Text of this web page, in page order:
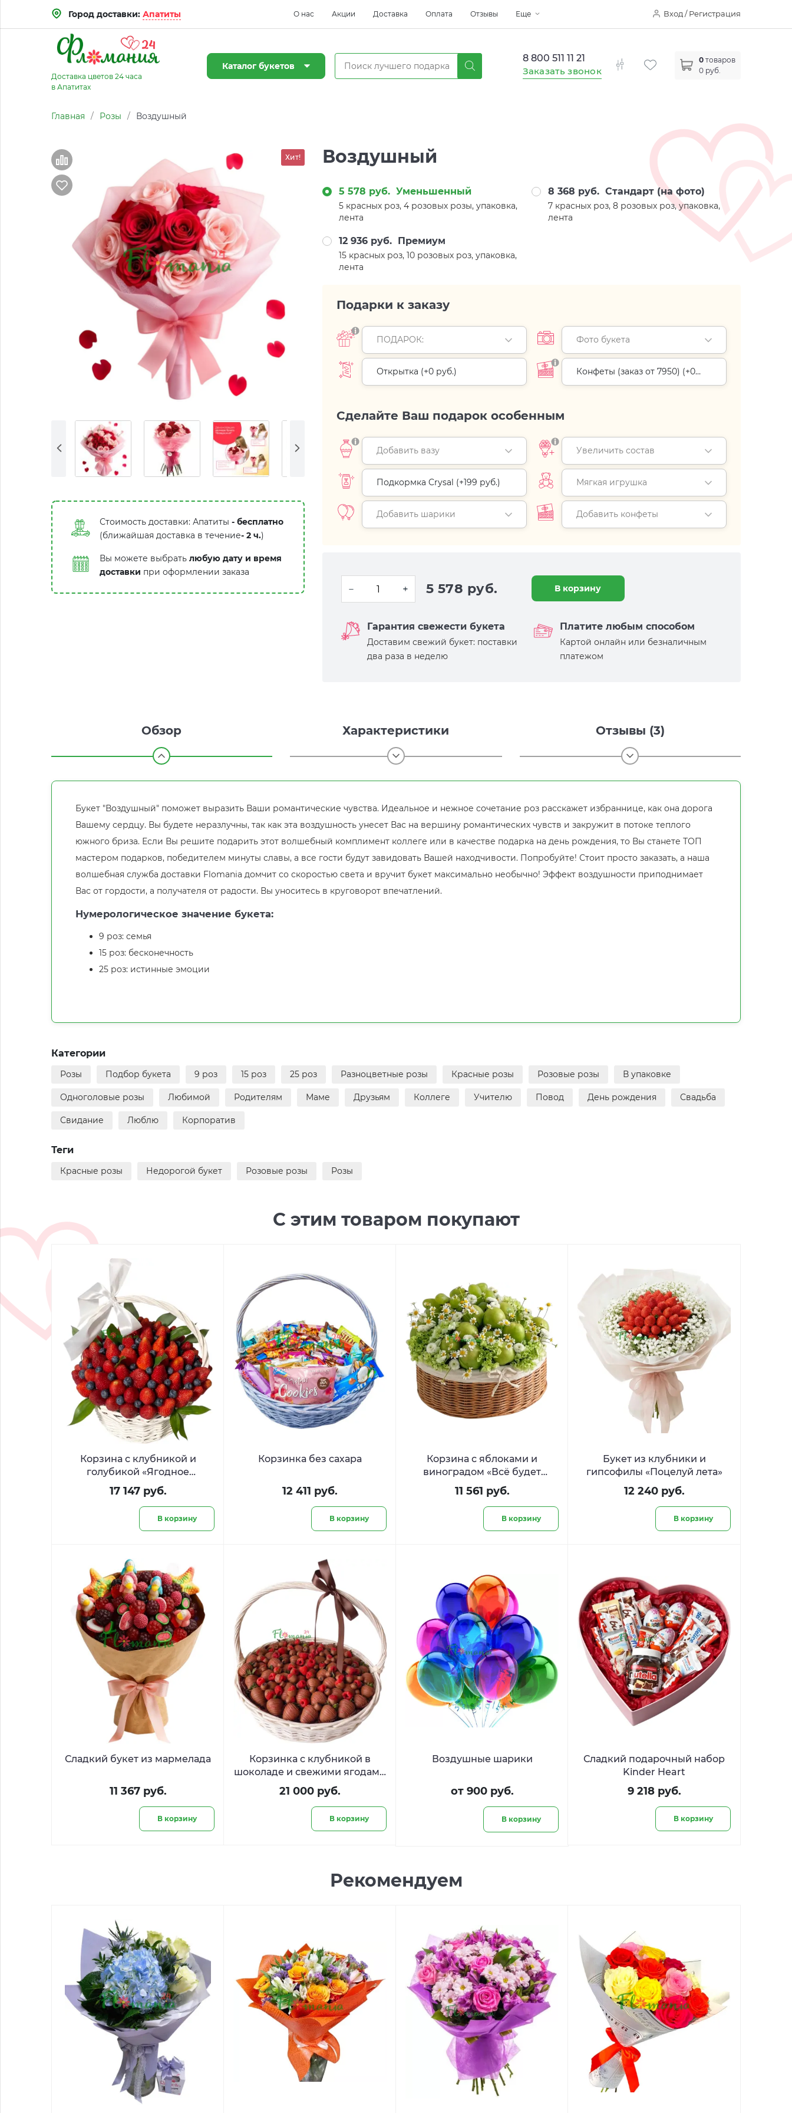
Вход / Регистрация
Город доставки: Апатиты О нас Акции Доставка Оплата Отзывы Еще
0 товаров
0 руб.
8 800 511 11 21
Заказать звонок
Доставка цветов 24 часа
в Апатитах
Каталог букетов
Главная / Розы / Воздушный
Хит!
Стоимость доставки: Апатиты - бесплатно
(ближайшая доставка в течение- 2 ч.)
Вы можете выбрать любую дату и время
доставки при оформлении заказа
Воздушный
5 578 руб. Уменьшенный
5 красных роз, 4 розовых розы, упаковка,
лента
8 368 руб. Стандарт (на фото)
7 красных роз, 8 розовых роз, упаковка,
лента
12 936 руб. Премиум
15 красных роз, 10 розовых роз, упаковка,
лента
Подарки к заказу
ПОДАРОК: Фото букета
Открытка (+0 руб.) Конфеты (заказ от 7950) (+0
руб.)
Сделайте Ваш подарок особенным
Добавить вазу Увеличить состав
Подкормка Crysal (+199 руб.) Мягкая игрушка
Добавить шарики Добавить конфеты
5 578 руб. В корзину
Гарантия свежести букета
Доставим свежий букет: поставки
два раза в неделю
Платите любым способом
Картой онлайн или безналичным
платежом
Обзор Характеристики Отзывы (3)
Букет "Воздушный" поможет выразить Ваши романтические чувства. Идеальное и нежное сочетание роз расскажет избраннице, как она дорога
Вашему сердцу. Вы будете неразлучны, так как эта воздушность унесет Вас на вершину романтических чувств и закружит в потоке теплого
южного бриза. Если Вы решите подарить этот волшебный комплимент коллеге или в качестве подарка на день рождения, то Вы станете ТОП
мастером подарков, победителем минуты славы, а все гости будут завидовать Вашей находчивости. Попробуйте! Стоит просто заказать, а наша
волшебная служба доставки Flomania домчит со скоростью света и вручит букет максимально необычно! Эффект воздушности приподнимает
Вас от гордости, а получателя от радости. Вы уноситесь в круговорот впечатлений.
Нумерологическое значение букета:
9 роз: семья
15 роз: бесконечность
25 роз: истинные эмоции
Категории
Розы Подбор букета 9 роз 15 роз 25 роз Разноцветные розы Красные розы Розовые розы В упаковке
Одноголовые розы Любимой Родителям Маме Друзьям Коллеге Учителю Повод День рождения Свадьба
Свидание Люблю Корпоратив
Теги
Красные розы Недорогой букет Розовые розы Розы
С этим товаром покупают
Корзина с клубникой и
голубикой «Ягодное
созвездие»
17 147 руб.
В корзину
Корзинка без сахара
12 411 руб.
В корзину
Корзина с яблоками и
виноградом «Всё будет
сочно»
11 561 руб.
В корзину
Букет из клубники и
гипсофилы «Поцелуй лета»
12 240 руб.
В корзину
Сладкий букет из мармелада
11 367 руб.
В корзину
Корзинка с клубникой в
шоколаде и свежими ягодами
«Шоколадная вуаль»
21 000 руб.
В корзину
Воздушные шарики
от 900 руб.
В корзину
Сладкий подарочный набор
Kinder Heart
9 218 руб.
В корзину
Рекомендуем